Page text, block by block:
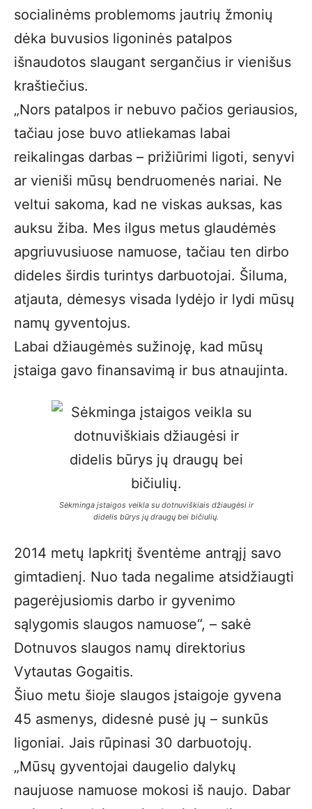
socialinėms problemoms jautrių žmonių
dėka buvusios ligoninės patalpos
išnaudotos slaugant sergančius ir vienišus
kraštiečius.
„Nors patalpos ir nebuvo pačios geriausios,
tačiau jose buvo atliekamas labai
reikalingas darbas – prižiūrimi ligoti, senyvi
ar vieniši mūsų bendruomenės nariai. Ne
veltui sakoma, kad ne viskas auksas, kas
auksu žiba. Mes ilgus metus glaudėmės
apgriuvusiuose namuose, tačiau ten dirbo
dideles širdis turintys darbuotojai. Šiluma,
atjauta, dėmesys visada lydėjo ir lydi mūsų
namų gyventojus.
Labai džiaugėmės sužinoję, kad mūsų
įstaiga gavo finansavimą ir bus atnaujinta.
Sėkminga įstaigos veikla su dotnuviškiais džiaugėsi ir
didelis būrys jų draugų bei bičiulių.
2014 metų lapkritį šventėme antrąjį savo
gimtadienį. Nuo tada negalime atsidžiaugti
pagerėjusiomis darbo ir gyvenimo
sąlygomis slaugos namuose“, – sakė
Dotnuvos slaugos namų direktorius
Vytautas Gogaitis.
Šiuo metu šioje slaugos įstaigoje gyvena
45 asmenys, didesnė pusė jų – sunkūs
ligoniai. Jais rūpinasi 30 darbuotojų.
„Mūsų gyventojai daugelio dalykų
naujuose namuose mokosi iš naujo. Dabar